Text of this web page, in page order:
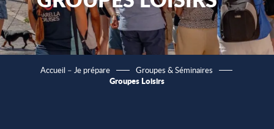
Accueil – Je prépare Groupes & Séminaires
Groupes Loisirs